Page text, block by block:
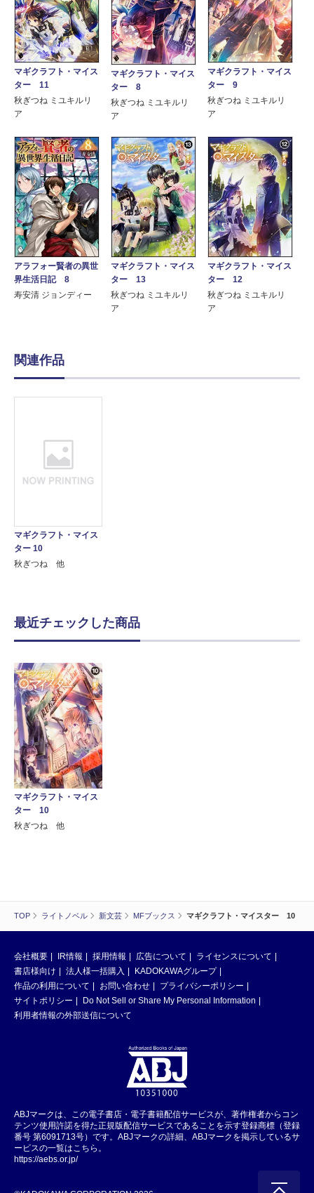
TOP ライトノベル 新文芸 MFブックス マギクラフト・マイスター 10
マギクラフト・マイス
ター 11
秋ぎつね ミユキルリ
ア
マギクラフト・マイス
ター 8
秋ぎつね ミユキルリ
ア
マギクラフト・マイス
ター 9
秋ぎつね ミユキルリ
ア
アラフォー賢者の異世
界生活日記 8
寿安清 ジョンディー
マギクラフト・マイス
ター 13
秋ぎつね ミユキルリ
ア
マギクラフト・マイス
ター 12
秋ぎつね ミユキルリ
ア
関連作品
マギクラフト・マイス
ター 10
秋ぎつね 他
最近チェックした商品
マギクラフト・マイス
ター 10
秋ぎつね 他
会社概要 IR情報 採用情報 広告について
ライセンスについて
書店様向け
法人様一括購入
KADOKAWAグループ
作品の利用について
お問い合わせ
プライバシーポリシー
サイトポリシー
Do Not Sell or Share My Personal Information
利用者情報の外部送信について
ABJマークは、この電子書店・電子書籍配信サービスが、著作権者からコン
テンツ使用許諾を得た正規版配信サービスであることを示す登録商標（登録
番号 第6091713号）です。ABJマークの詳細、ABJマークを掲示しているサ
ービスの一覧はこちら。
https://aebs.or.jp/